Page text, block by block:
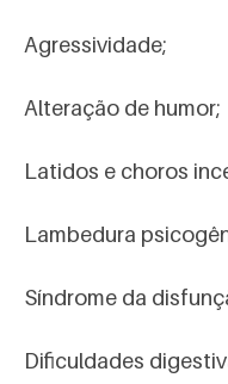
Agressividade;
Alteração de humor;
Latidos e choros
Lambedura
Síndrome da
Dificuldades